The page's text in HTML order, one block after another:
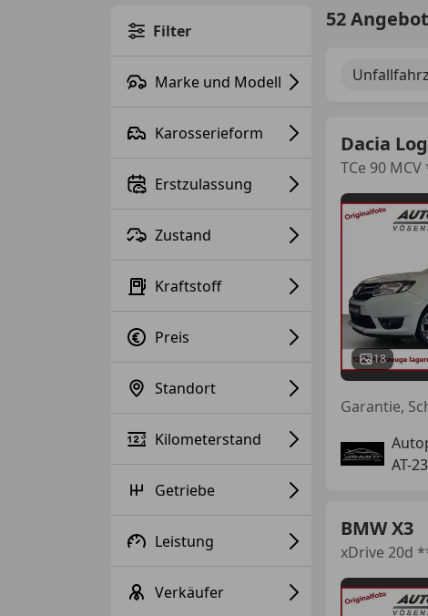
Filter
Marke und Modell
Karosserieform
Erstzulassung
Zustand
Kraftstoff
Preis
Standort
Kilometerstand
Getriebe
Leistung
Verkäufer
52
Dacia
TCe 90
18
AT-
BMW X3
xDrive 20d